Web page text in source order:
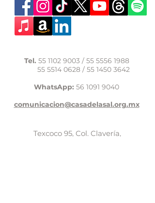
Tel. 55 1102 9003 / 55 5556 1988
55 5514 0628/ 55 1450 3642
WhatsApp: 56 1091 9040
comunicacion@casadelasal.org.mx
Texcoco 95, Col. Clavería,